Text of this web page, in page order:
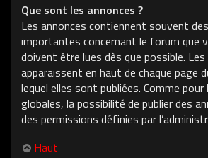
Que sont les annonces ?
Les annonces contiennent souvent
importantes concernant le forum que
doivent être lues dès que possible. Les
apparaissent en haut de chaque page
lequel elles sont publiées. Comme pour
globales, la possibilité de publier des
des permissions définies par
Haut